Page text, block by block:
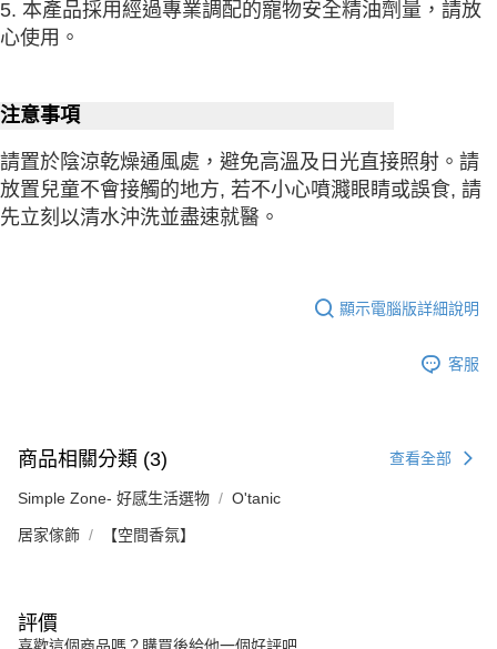
5. 本產品採用經過專業調配的寵物安全精油劑量，請放
心使用。
注意事項
請置於陰涼乾燥通風處，避免高溫及日光直接照射。請
放置兒童不會接觸的地方, 若不小心噴濺眼睛或誤食, 請
先立刻以清水沖洗並盡速就醫。
顯示電腦版詳細說明
客服
商品相關分類 (3) 查看全部
Simple Zone- 好感生活選物 O'tanic
居家傢飾 【空間香氛】
評價